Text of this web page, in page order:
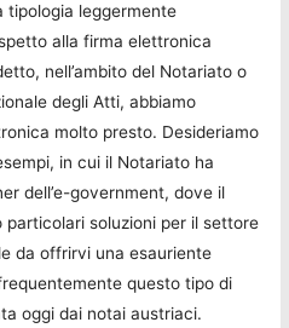
tipologia leggermente
alla firma elettronica
nell’ambito del Notariato o
degli Atti, abbiamo
molto presto. Desideriamo
in cui il Notariato ha
dell’e-government, dove il
soluzioni per il settore
da offrirvi una esauriente
questo tipo di
oggi dai notai austriaci.